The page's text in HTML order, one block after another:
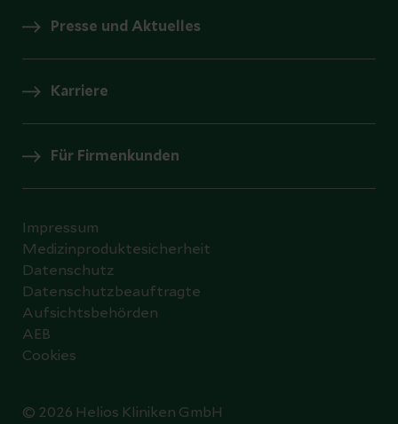
Presse und Aktuelles
Karriere
Für Firmenkunden
© 2026 Helios Kliniken GmbH
Impressum
Medizinproduktesicherheit
Datenschutz
Datenschutzbeauftragte
Aufsichtsbehörden
AEB
Cookies